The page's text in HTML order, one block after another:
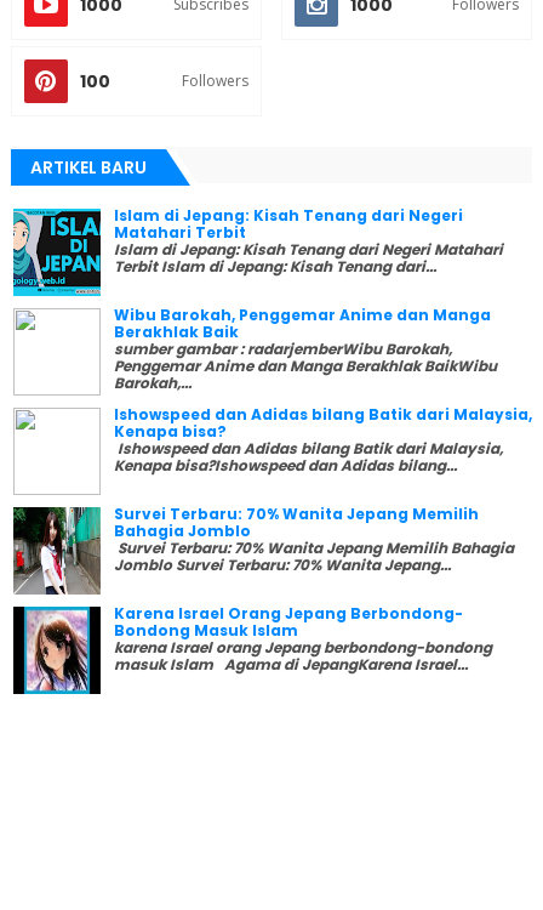
100 Followers
ARTIKEL BARU
Islam di Jepang: Kisah Tenang dari Negeri
Matahari Terbit
Islam di Jepang: Kisah Tenang dari Negeri Matahari
Terbit Islam di Jepang: Kisah Tenang dari...
Wibu Barokah, Penggemar Anime dan Manga
Berakhlak Baik
sumber gambar : radarjemberWibu Barokah,
Penggemar Anime dan Manga Berakhlak BaikWibu
Barokah,...
Ishowspeed dan Adidas bilang Batik dari Malaysia,
Kenapa bisa?
Ishowspeed dan Adidas bilang Batik dari Malaysia,
Kenapa bisa?Ishowspeed dan Adidas bilang...
Survei Terbaru: 70% Wanita Jepang Memilih
Bahagia Jomblo
Survei Terbaru: 70% Wanita Jepang Memilih Bahagia
Jomblo Survei Terbaru: 70% Wanita Jepang...
Karena Israel Orang Jepang Berbondong-
Bondong Masuk Islam
karena Israel orang Jepang berbondong-bondong
masuk Islam Agama di JepangKarena Israel...